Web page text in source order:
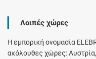
Λοιπές χώρες
Η εμπορική ονομασία
ακόλουθες χώρες: